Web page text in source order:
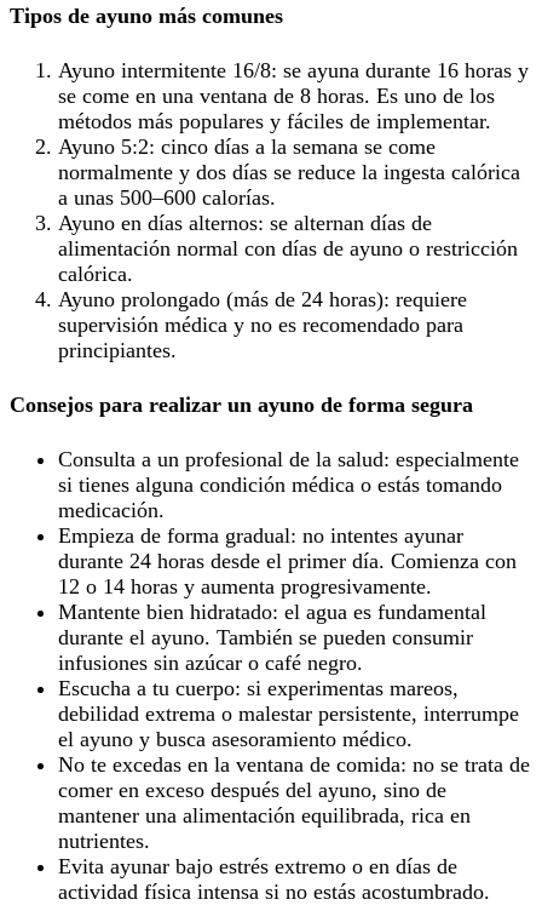
Tipos de ayuno más comunes
Ayuno intermitente 16/8: se ayuna durante 16 horas y
se come en una ventana de 8 horas. Es uno de los
métodos más populares y fáciles de implementar.
Ayuno 5:2: cinco días a la semana se come
normalmente y dos días se reduce la ingesta calórica
a unas 500–600 calorías.
Ayuno en días alternos: se alternan días de
alimentación normal con días de ayuno o restricción
calórica.
Ayuno prolongado (más de 24 horas): requiere
supervisión médica y no es recomendado para
principiantes.
Consejos para realizar un ayuno de forma segura
Consulta a un profesional de la salud: especialmente
si tienes alguna condición médica o estás tomando
medicación.
Empieza de forma gradual: no intentes ayunar
durante 24 horas desde el primer día. Comienza con
12 o 14 horas y aumenta progresivamente.
Mantente bien hidratado: el agua es fundamental
durante el ayuno. También se pueden consumir
infusiones sin azúcar o café negro.
Escucha a tu cuerpo: si experimentas mareos,
debilidad extrema o malestar persistente, interrumpe
el ayuno y busca asesoramiento médico.
No te excedas en la ventana de comida: no se trata de
comer en exceso después del ayuno, sino de
mantener una alimentación equilibrada, rica en
nutrientes.
Evita ayunar bajo estrés extremo o en días de
actividad física intensa si no estás acostumbrado.